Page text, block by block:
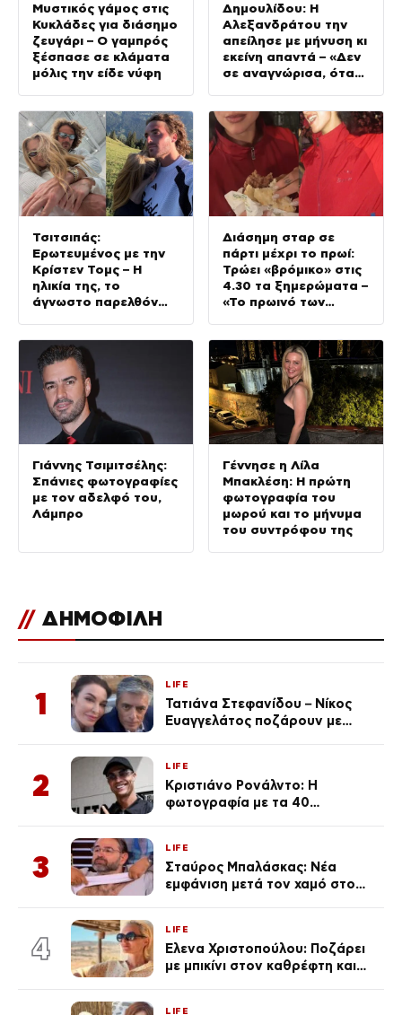
Μυστικός γάμος στις
Κυκλάδες για διάσημο
ζευγάρι – Ο γαμπρός
ξέσπασε σε κλάματα
μόλις την είδε νύφη
Δημουλίδου: Η
Αλεξανδράτου την
απείλησε με μήνυση κι
εκείνη απαντά – «Δεν
σε αναγνώρισα, όταν
Τσιτσιπάς:
Ερωτευμένος με την
Κρίστεν Τομς – Η
ηλικία της, το
άγνωστο παρελθόν
Διάσημη σταρ σε
πάρτι μέχρι το πρωί:
Τρώει «βρόμικο» στις
4.30 τα ξημερώματα –
«Το πρωινό των
Γιάννης Τσιμιτσέλης:
Σπάνιες φωτογραφίες
με τον αδελφό του,
Λάμπρο
Γέννησε η Λίλα
Μπακλέση: Η πρώτη
φωτογραφία του
μωρού και το μήνυμα
του συντρόφου της
// ΔΗΜΟΦΙΛΗ
1
LIFE
Τατιάνα Στεφανίδου – Νίκος
Ευαγγελάτος ποζάρουν με
2
LIFE
Κριστιάνο Ρονάλντο: Η
φωτογραφία με τα 40
εκ. likes
3
LIFE
Σταύρος Μπαλάσκας: Νέα
εμφάνιση μετά τον χαμό στο
4
LIFE
Έλενα Χριστοπούλου: Ποζάρει
με μπικίνι στον καθρέφτη και
LIFE